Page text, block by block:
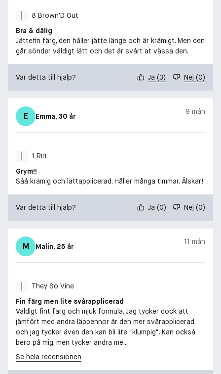
8 Brown'D Out
Bra & dålig
Jättefin färg, den håller jätte länge och är krämigt. Men den
går sönder väldigt lätt och det är svårt at vässa den.
Var detta till hjälp? Ja (3) Nej (0)
E Emma, 30 år
9 mån
1 Riri
Grym!!
Såå krämig och lättapplicerad. Håller många timmar. Älskar!
Var detta till hjälp? Ja (0) Nej (0)
M Malin, 25 år
11 mån
They So Vine
Fin färg men lite svårapplicerad
Väldigt fint färg och mjuk formula. Jag tycker dock att
jämfört med andra läppennor är den mer svårapplicerad
och jag tycker även den kan bli lite "klumpig". Kan också
bero på mig, men tycker andra me...
Se hela recensionen